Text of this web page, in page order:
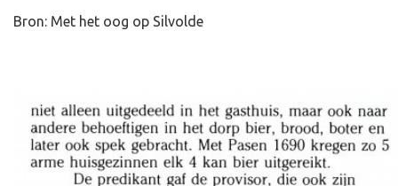
Bron: Met het oog op Silvolde